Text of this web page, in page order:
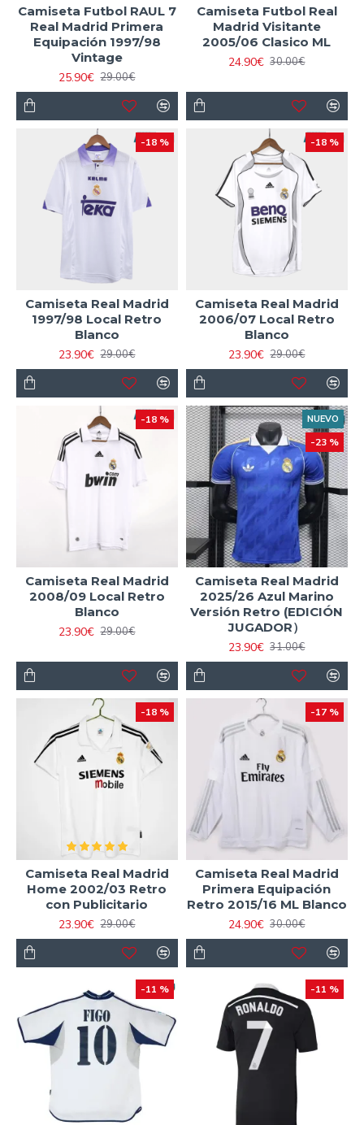
Camiseta Futbol RAUL 7
Real Madrid Primera
Equipación 1997/98
Vintage
25.90€ 29.00€
Camiseta Futbol Real
Madrid Visitante
2005/06 Clasico ML
24.90€ 30.00€
-18 %
Camiseta Real Madrid
1997/98 Local Retro
Blanco
23.90€ 29.00€
-18 %
Camiseta Real Madrid
2006/07 Local Retro
Blanco
23.90€ 29.00€
-18 %
Camiseta Real Madrid
2008/09 Local Retro
Blanco
23.90€ 29.00€
NUEVO
-23 %
Camiseta Real Madrid
2025/26 Azul Marino
Versión Retro (EDICIÓN
JUGADOR）
23.90€ 31.00€
-18 %
Camiseta Real Madrid
Home 2002/03 Retro
con Publicitario
23.90€ 29.00€
-17 %
Camiseta Real Madrid
Primera Equipación
Retro 2015/16 ML Blanco
24.90€ 30.00€
-11 % -11 %